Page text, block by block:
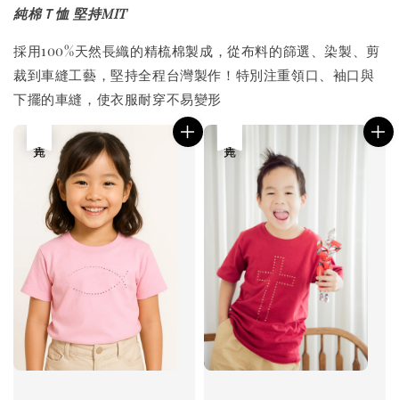
純棉Ｔ恤 堅持MIT
採用100%天然長織的精梳棉製成，從布料的篩選、染製、剪
裁到車縫工藝，堅持全程台灣製作！特別注重領口、袖口與
下擺的車縫，使衣服耐穿不易變形